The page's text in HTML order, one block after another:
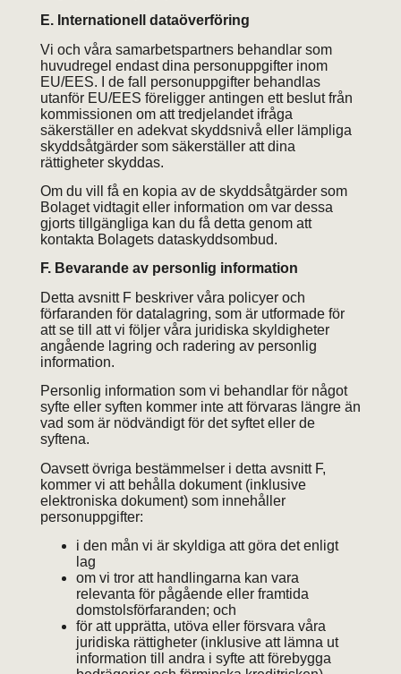
E. Internationell dataöverföring
Vi och våra samarbetspartners behandlar som
huvudregel endast dina personuppgifter inom
EU/EES. I de fall personuppgifter behandlas
utanför EU/EES föreligger antingen ett beslut från
kommissionen om att tredjelandet ifråga
säkerställer en adekvat skyddsnivå eller lämpliga
skyddsåtgärder som säkerställer att dina
rättigheter skyddas.
Om du vill få en kopia av de skyddsåtgärder som
Bolaget vidtagit eller information om var dessa
gjorts tillgängliga kan du få detta genom att
kontakta Bolagets dataskyddsombud.
F. Bevarande av personlig information
Detta avsnitt F beskriver våra policyer och
förfaranden för datalagring, som är utformade för
att se till att vi följer våra juridiska skyldigheter
angående lagring och radering av personlig
information.
Personlig information som vi behandlar för något
syfte eller syften kommer inte att förvaras längre än
vad som är nödvändigt för det syftet eller de
syftena.
Oavsett övriga bestämmelser i detta avsnitt F,
kommer vi att behålla dokument (inklusive
elektroniska dokument) som innehåller
personuppgifter:
i den mån vi är skyldiga att göra det enligt
lag
om vi tror att handlingarna kan vara
relevanta för pågående eller framtida
domstolsförfaranden; och
för att upprätta, utöva eller försvara våra
juridiska rättigheter (inklusive att lämna ut
information till andra i syfte att förebygga